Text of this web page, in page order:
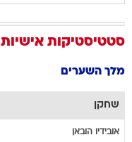
סטטיסטיקות אישיות
מלך השערים
שחקן
אובידיו הובאן